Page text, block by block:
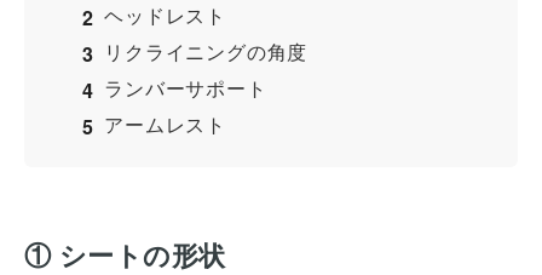
ヘッドレスト
リクライニングの角度
ランバーサポート
アームレスト
① シートの形状